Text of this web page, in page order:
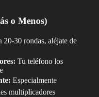
o Menos)
20-30 rondas, aléjate de
Tu teléfono los
Especialmente
multiplicadores